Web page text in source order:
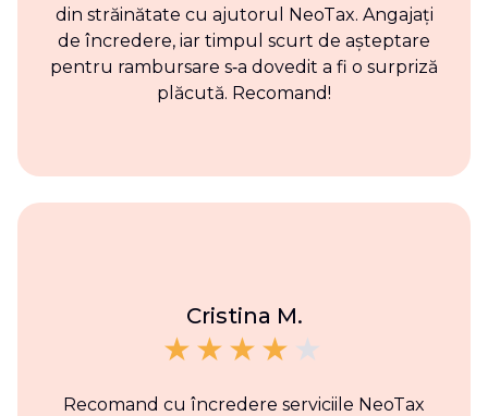
din străinătate cu ajutorul NeoTax. Angajați
de încredere, iar timpul scurt de așteptare
pentru rambursare s‑a dovedit a fi o surpriză
plăcută. Recomand!
Cristina M.
Recomand cu încredere serviciile NeoTax